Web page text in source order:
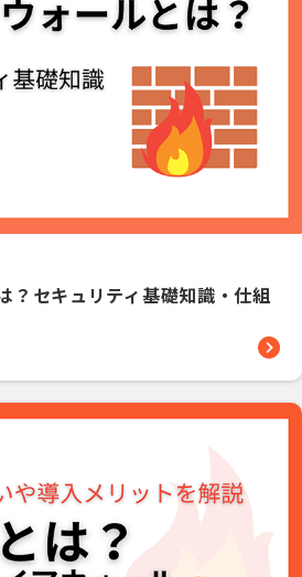
？セキュリティ基礎知識・仕組